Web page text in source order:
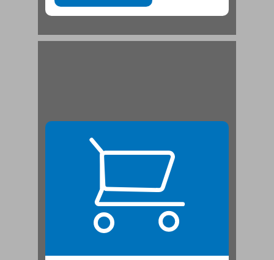
זאב צור: אין לצקת מודל אחד ... 22